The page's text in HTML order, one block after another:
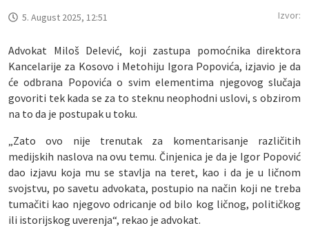
5. August 2025, 12:51 Izvor:
Advokat Miloš Delević, koji zastupa pomoćnika direktora
Kancelarije za Kosovo i Metohiju Igora Popovića, izjavio je da
će odbrana Popovića o svim elementima njegovog slučaja
govoriti tek kada se za to steknu neophodni uslovi, s obzirom
na to da je postupak u toku.
„Zato ovo nije trenutak za komentarisanje različitih
medijskih naslova na ovu temu. Činjenica je da je Igor Popović
dao izjavu koja mu se stavlja na teret, kao i da je u ličnom
svojstvu, po savetu advokata, postupio na način koji ne treba
tumačiti kao njegovo odricanje od bilo kog ličnog, političkog
ili istorijskog uverenja“, rekao je advokat.